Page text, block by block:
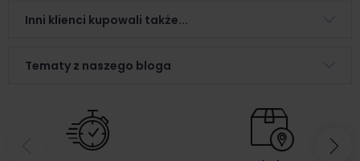
Inni klienci kupowali także...
Tematy z naszego bloga